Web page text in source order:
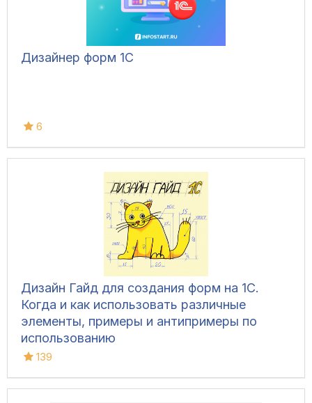
Дизайнер форм 1С
6
Дизайн Гайд для создания форм на 1С.
Когда и как использовать различные
элементы, примеры и антипримеры по
использованию
139